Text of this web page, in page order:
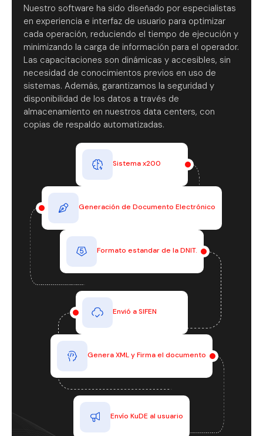
Nuestro software ha sido diseñado por especialistas
en experiencia e interfaz de usuario para optimizar
cada operación, reduciendo el tiempo de ejecución y
minimizando la carga de información para el operador.
Las capacitaciones son dinámicas y accesibles, sin
necesidad de conocimientos previos en uso de
sistemas. Además, garantizamos la seguridad y
disponibilidad de los datos a través de
almacenamiento en nuestros data centers, con
copias de respaldo automatizadas.
Sistema x200
Generación de Documento Electrónico
Formato estandar de la DNIT.
Envió a SIFEN
Genera XML y Firma el documento
Envío KuDE al usuario